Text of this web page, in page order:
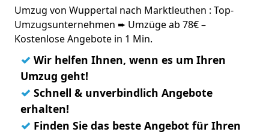
Umzug von Wuppertal nach Marktleuthen : Top-
Umzugsunternehmen ➨ Umzüge ab 78€ –
Kostenlose Angebote in 1 Min.
✓ Wir helfen Ihnen, wenn es um Ihren
Umzug geht!
✓ Schnell & unverbindlich Angebote
erhalten!
✓ Finden Sie das beste Angebot für Ihren